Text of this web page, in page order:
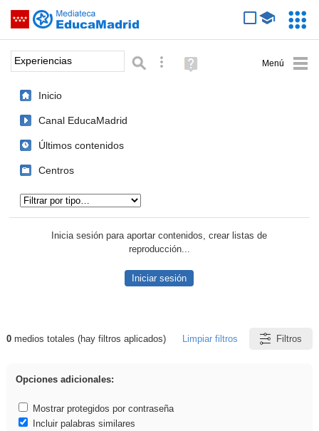
Saltar navegación
Palabra o frase: Búsqueda avanzada
Ayuda
(en
Inicio
Canal EducaMadrid
Últimos contenidos
Centros
Inicia sesión para aportar contenidos, crear listas de
reproducción...
Iniciar sesión
Resultados de: Experiencias
0medios totales (hay filtros aplicados) Limpiar filtros Filtros
Opciones adicionales:
Mostrar protegidos por contraseña
Incluir palabras similares